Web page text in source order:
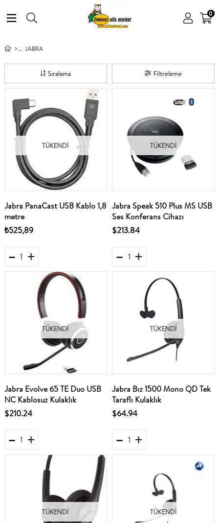
0
JABRA
Filtreleme
Sıralama
TÜKENDI
Jabra PanaCast USB Kablo 1,8
metre
₺525,89
TÜKENDI
Jabra Speak 510 Plus MS USB
Ses Konferans Cihazı
$213.84
TÜKENDI
Jabra Evolve 65 TE Duo USB
NC Kablosuz Kulaklık
$210.24
TÜKENDI
Jabra Bız 1500 Mono QD Tek
Taraflı Kulaklık
$64.94
TÜKENDI TÜKENDI